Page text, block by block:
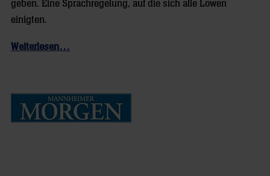
geben. Eine Sprachregelung, auf die sich alle Löwen
einigten.
Weiterlesen…